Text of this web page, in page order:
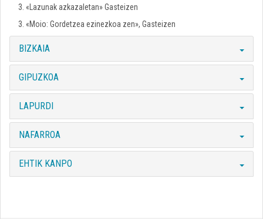
3. «Lazunak azkazaletan» Gasteizen
3. «Moio: Gordetzea ezinezkoa zen», Gasteizen
BIZKAIA
GIPUZKOA
LAPURDI
NAFARROA
EHTIK KANPO